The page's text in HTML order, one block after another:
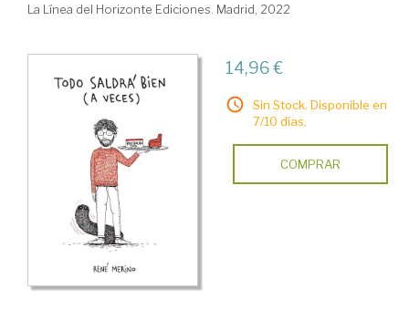
La Línea del Horizonte Ediciones. Madrid, 2022
14,96 €
Sin Stock. Disponible en
7/10 días.
COMPRAR